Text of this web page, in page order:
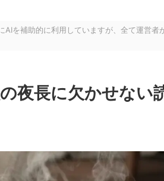
を補助的に利用していますが、全て運営者
夜長に欠かせない